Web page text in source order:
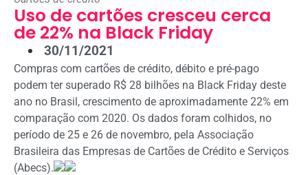
Uso de cartões cresceu cerca
de 22% na Black Friday
30/11/2021
Compras com cartões de crédito, débito e pré-pago
podem ter superado R$ 28 bilhões na Black Friday deste
ano no Brasil, crescimento de aproximadamente 22% em
comparação com 2020. Os dados foram colhidos, no
período de 25 e 26 de novembro, pela Associação
Brasileira das Empresas de Cartões de Crédito e Serviços
(Abecs).